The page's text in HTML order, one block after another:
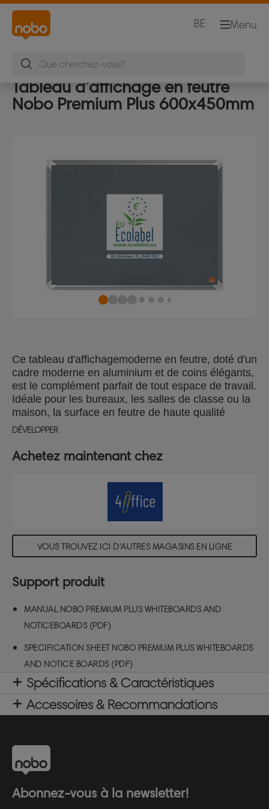
Menu
BE
Tableau d'affichage en feutre
Nobo Premium Plus 600x450mm
Ce tableau d'affichagemoderne en feutre, doté d'un
cadre moderne en aluminium et de coins élégants,
est le complément parfait de tout espace de travail.
Idéale pour les bureaux, les salles de classe ou la
maison, la surface en feutre de haute qualité
permet d'épingler et de repositionner facilement
en fait un tableau d'affichagepratique. Compact
l'espace est limité mais où l'organisation est
essentielle. Conçu avec un système de montage
par les coins traditionnel, il peut être facilement
installé en orientation paysage ou portrait.
Nostableaux d'affichage Premium Plus portent
fièrement le label écologique de l'UE,
environnementale et garantit un impact réduit tout
gérer des emplois du temps, d'afficher des
informations ou de mettre en valeur des travaux
fonctionnalité et qualité durable, ce qui est idéal
pour un espace de travail moderne. Taille : 600 x
450 mm. Couleur : Bleu.
DÉVELOPPER
Achetez maintenant chez
VOUS TROUVEZ ICI D'AUTRES MAGASINS EN LIGNE
Support produit
MANUAL NOBO PREMIUM PLUS WHITEBOARDS AND
NOTICEBOARDS (PDF)
SPECIFICATION SHEET NOBO PREMIUM PLUS WHITEBOARDS
AND NOTICE BOARDS (PDF)
Spécifications & Caractéristiques
Accessoires & Recommandations
Abonnez-vous à la newsletter!